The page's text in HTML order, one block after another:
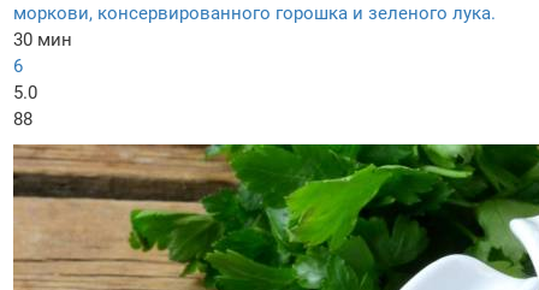
моркови, консервированного горошка и зеленого лука.
30 мин
6
5.0
88